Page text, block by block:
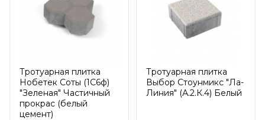
Тротуарная плитка
Нобетек Соты (1С6ф)
"Зеленая" Частичный
прокрас (белый
цемент)
Тротуарная плитка
Выбор Стоунмикс "Ла-
Линия" (А.2.К.4) Белый